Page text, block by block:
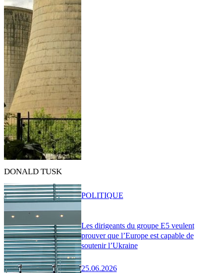
DONALD TUSK
Les dirigeants du groupe E5 veulent
prouver que l’Europe est capable de
soutenir l’Ukraine
25.06.2026
POLITIQUE